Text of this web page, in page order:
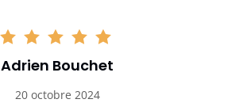
Adrien Bouchet
20 octobre 2024